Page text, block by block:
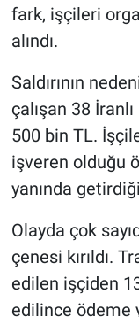
fark, işçileri
alındı.
Saldırının
çalışan 38
500 bin TL.
işveren olduğu
yanında
Olayda çok
çenesi kırıldı.
edilen işçiden
edilince ödeme